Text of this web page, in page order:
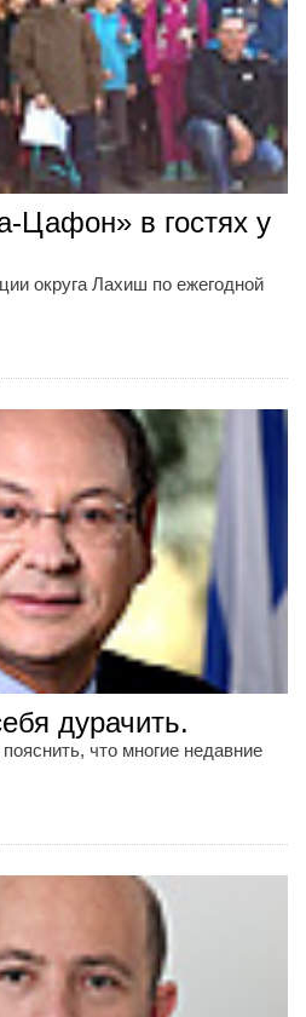
Цафон» в гостях у
округа Лахиш по ежегодной
дурачить.
что многие недавние